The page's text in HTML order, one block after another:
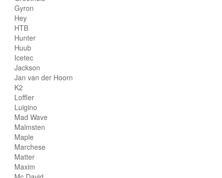
Gyron
Hey
HTB
Hunter
Huub
Icetec
Jackson
Jan van der Hoorn
K2
Loffler
Luigino
Mad Wave
Malmsten
Maple
Marchese
Matter
Maxim